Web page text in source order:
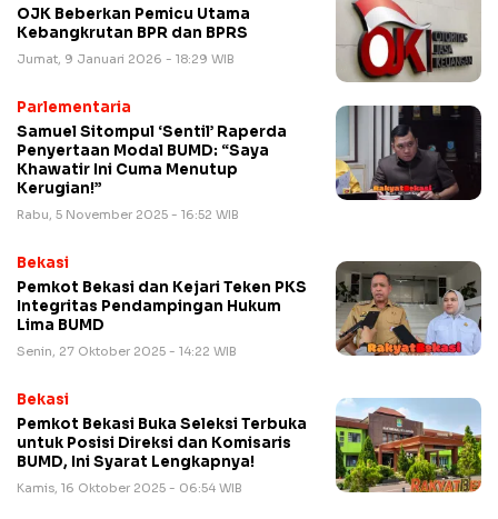
OJK Beberkan Pemicu Utama
Kebangkrutan BPR dan BPRS
Jumat, 9 Januari 2026 - 18:29 WIB
Parlementaria
Samuel Sitompul ‘Sentil’ Raperda
Penyertaan Modal BUMD: “Saya
Khawatir Ini Cuma Menutup
Kerugian!”
Rabu, 5 November 2025 - 16:52 WIB
Bekasi
Pemkot Bekasi dan Kejari Teken PKS
Integritas Pendampingan Hukum
Lima BUMD
Senin, 27 Oktober 2025 - 14:22 WIB
Bekasi
Pemkot Bekasi Buka Seleksi Terbuka
untuk Posisi Direksi dan Komisaris
BUMD, Ini Syarat Lengkapnya!
Kamis, 16 Oktober 2025 - 06:54 WIB